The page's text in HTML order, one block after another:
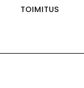
TOIMITUS